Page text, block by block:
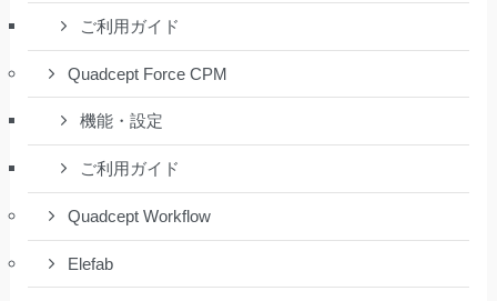
ご利用ガイド
Quadcept Force CPM
機能・設定
ご利用ガイド
Quadcept Workflow
Elefab